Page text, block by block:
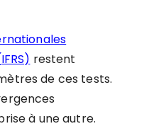
restent
de ces tests.
à une autre.